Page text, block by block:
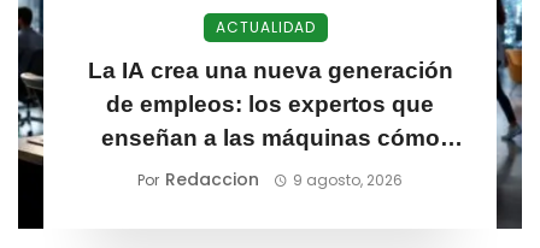
ACTUALIDAD
La IA crea una nueva generación
de empleos: los expertos que
enseñan a las máquinas cómo
funciona un negocio
Por Redaccion 9 agosto, 2026